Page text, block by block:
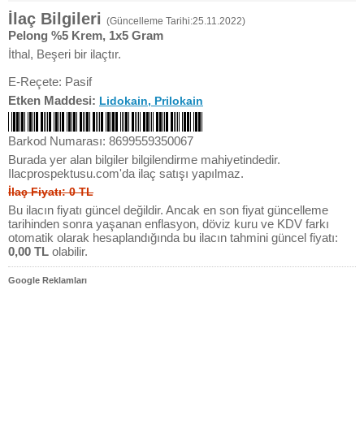
İlaç Bilgileri (Güncelleme Tarihi:25.11.2022)
Pelong %5 Krem, 1x5 Gram
İthal, Beşeri bir ilaçtır.
E-Reçete: Pasif
Etken Maddesi: Lidokain, Prilokain
Barkod Numarası: 8699559350067
Burada yer alan bilgiler bilgilendirme mahiyetindedir.
Ilacprospektusu.com'da ilaç satışı yapılmaz.
İlaç Fiyatı: 0 TL
Bu ilacın fiyatı güncel değildir. Ancak en son fiyat güncelleme
tarihinden sonra yaşanan enflasyon, döviz kuru ve KDV farkı
otomatik olarak hesaplandığında bu ilacın tahmini güncel fiyatı:
0,00 TL olabilir.
Google Reklamları